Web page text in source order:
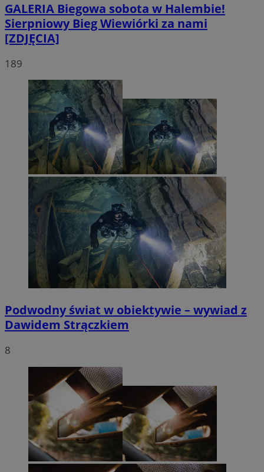
GALERIA Biegowa sobota w Halembie!
Sierpniowy Bieg Wiewiórki za nami
[ZDJĘCIA]
189
Podwodny świat w obiektywie – wywiad z
Dawidem Strączkiem
8